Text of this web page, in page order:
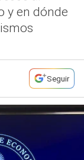
y en dónde
Seguir